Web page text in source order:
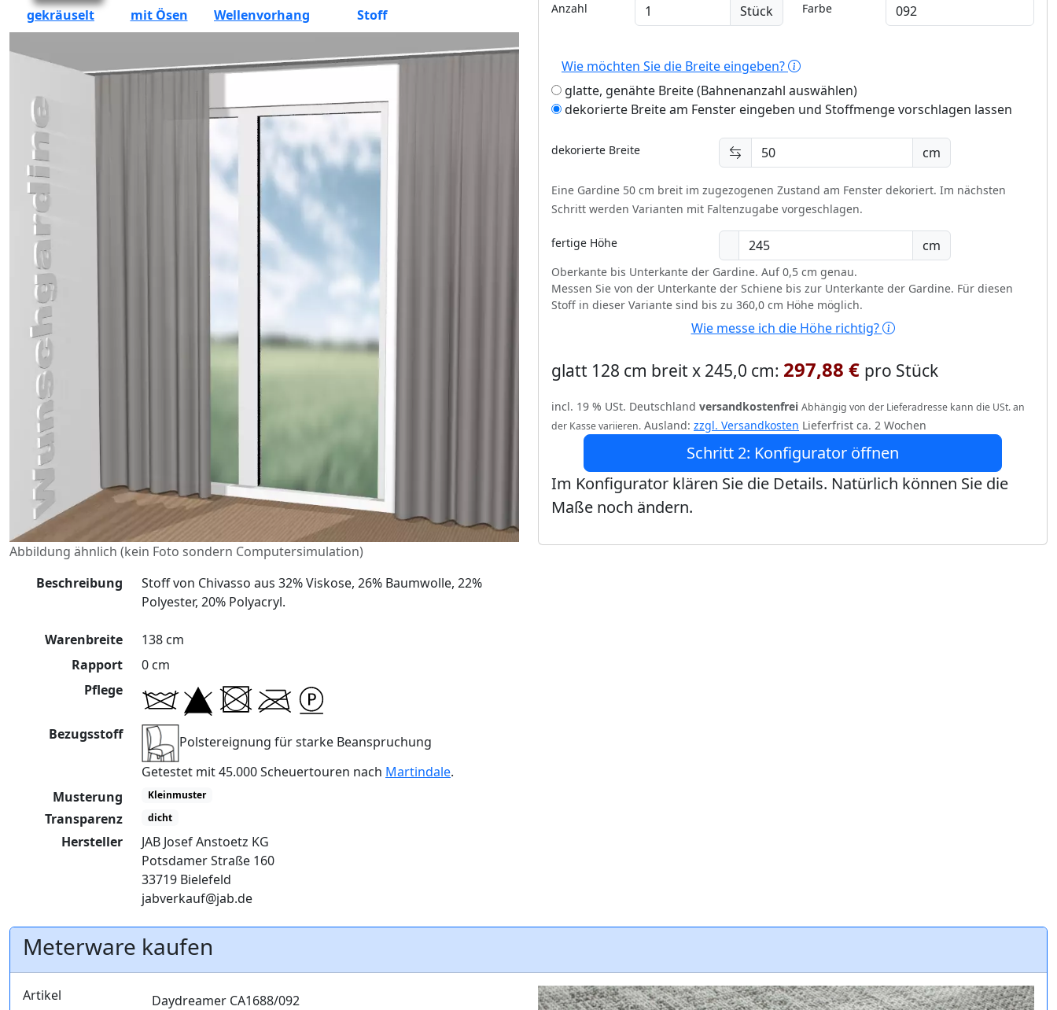
gekräuselt mit Ösen Wellenvorhang Stoff
Abbildung ähnlich (kein Foto sondern Computersimulation)
Beschreibung
Stoff von Chivasso aus 32% Viskose, 26% Baumwolle, 22%
Polyester, 20% Polyacryl.
Warenbreite
138 cm
Rapport
0 cm
Pflege
Bezugsstoff
Polstereignung für starke Beanspruchung
Getestet mit 45.000 Scheuertouren nach Martindale.
Musterung
Kleinmuster
Transparenz dicht
Hersteller
JAB Josef Anstoetz KG
Potsdamer Straße 160
33719 Bielefeld
jabverkauf@jab.de
Anzahl Stück Farbe
Wie möchten Sie die Breite eingeben?
glatte, genähte Breite (Bahnenanzahl auswählen)
dekorierte Breite am Fenster eingeben und Stoffmenge vorschlagen lassen
dekorierte Breite cm
Eine Gardine 50 cm breit im zugezogenen Zustand am Fenster dekoriert. Im nächsten
Schritt werden Varianten mit Faltenzugabe vorgeschlagen.
fertige Höhe cm
Oberkante bis Unterkante der Gardine. Auf 0,5 cm genau.
Messen Sie von der Unterkante der Schiene bis zur Unterkante der Gardine. Für diesen
Stoff in dieser Variante sind bis zu 360,0 cm Höhe möglich.
Wie messe ich die Höhe richtig?
glatt 128 cm breit x 245,0 cm: 297,88 € pro Stück
incl. 19 % USt. Deutschland versandkostenfrei Abhängig von der Lieferadresse kann die USt. an
der Kasse variieren. Ausland: zzgl. Versandkosten Lieferfrist ca. 2 Wochen
Schritt 2: Konfigurator öffnen
Im Konfigurator klären Sie die Details. Natürlich können Sie die
Maße noch ändern.
Meterware kaufen
Artikel Daydreamer CA1688/092